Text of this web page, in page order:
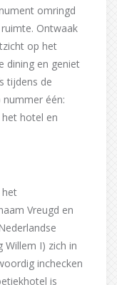
omringd
Ontwaak
op het
dining en geniet
tijdens de
één:
hotel en
het
Vreugd en
Willem I) zich in
inchecken
is